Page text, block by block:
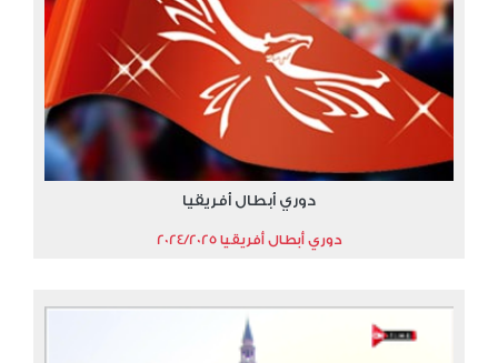
دوري أبطال أفريقيا
دوري أبطال أفريقيا 2024/2025